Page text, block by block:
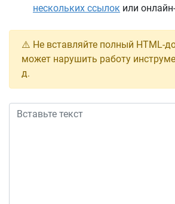
нескольких ссылок или
⚠️ Не вставляйте полный HTML-
может нарушить работу
д.